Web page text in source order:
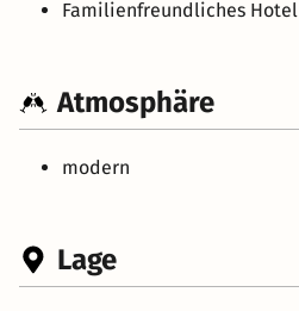
Familienfreundliches Hotel
Atmosphäre
modern
Lage